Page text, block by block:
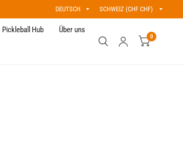
Land/Region
Land/Region
aktualisieren
Pickleball Hub Über uns
0